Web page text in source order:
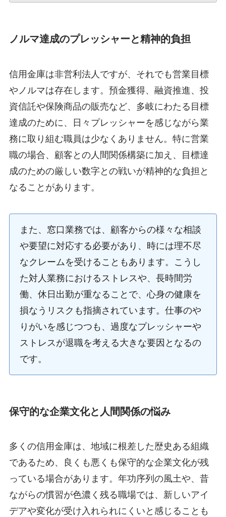
ノルマ達成のプレッシャーと精神的負担
信用金庫は非営利法人ですが、それでも営業目標
やノルマは存在します。預金獲得、融資推進、投
資信託や保険商品の販売など、多岐にわたる目標
達成のために、日々プレッシャーを感じながら業
務に取り組む職員は少なくありません。特に営業
職の場合、顧客との人間関係構築に加え、目標達
成のための厳しい数字との戦いが精神的な負担と
なることがあります。
また、窓口業務では、顧客からの様々な相談
や要望に対応する必要があり、時には理不尽
なクレームを受けることもあります。こうし
た対人業務におけるストレスや、長時間労
働、休日出勤が重なることで、心身の健康を
損なうリスクも指摘されています。仕事のや
りがいを感じつつも、過度なプレッシャーや
ストレスが退職を考える大きな要因となるの
です。
保守的な企業文化と人間関係の悩み
多くの信用金庫は、地域に根差した歴史ある組織
であるため、良くも悪くも保守的な企業文化が残
っている場合があります。年功序列の風土や、昔
ながらの慣習が色濃く残る職場では、新しいアイ
デアや変化が受け入れられにくいと感じることも